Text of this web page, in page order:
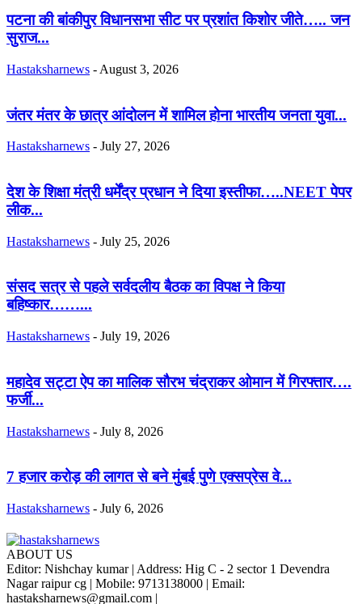
पटना की बांकीपुर विधानसभा सीट पर प्रशांत किशोर जीते….. जन
सुराज...
Hastaksharnews - August 3, 2026
जंतर मंतर के छात्र आंदोलन में शामिल होना भारतीय जनता युवा...
Hastaksharnews - July 27, 2026
देश के शिक्षा मंत्री धर्मेंद्र प्रधान ने दिया इस्तीफा…..NEET पेपर
लीक...
Hastaksharnews - July 25, 2026
संसद सत्र से पहले सर्वदलीय बैठक का विपक्ष ने किया
बहिष्कार……...
Hastaksharnews - July 19, 2026
महादेव सट्टा ऐप का मालिक सौरभ चंद्राकर ओमान में गिरफ्तार….
फर्जी...
Hastaksharnews - July 8, 2026
7 हजार करोड़ की लागत से बने मुंबई पुणे एक्सप्रेस वे...
Hastaksharnews - July 6, 2026
ABOUT US
Editor: Nishchay kumar | Address: Hig C - 2 sector 1 Devendra
Nagar raipur cg | Mobile: 9713138000 | Email:
hastaksharnews@gmail.com |